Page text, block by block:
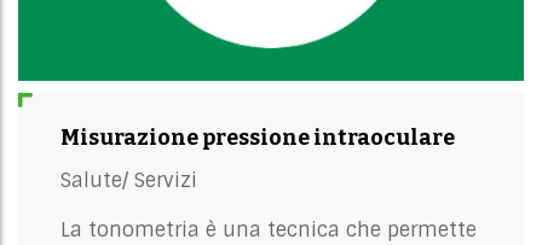
Misurazione pressione intraoculare
Salute/ Servizi
La tonometria è una tecnica che permette